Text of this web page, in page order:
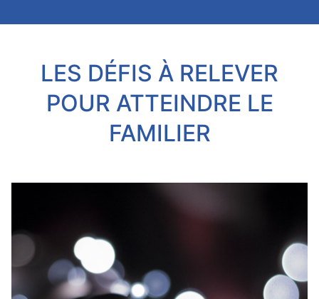
LES DÉFIS À RELEVER
POUR ATTEINDRE LE
FAMILIER